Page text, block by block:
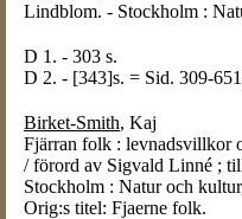
Lindblom. - Stockholm :
D 1. - 303 s.
D 2. - [343]s. = Sid. 309-
Birket-Smith, Kaj
Fjärran folk : levnadsvillkor
/ förord av Sigvald Linné ;
Stockholm : Natur och
Orig:s titel: Fjaerne folk.